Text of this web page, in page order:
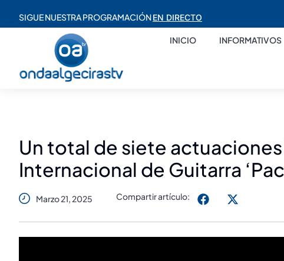
SIGUE NUESTRA PROGRAMACIÓNEN DIRECTO
INICIO INFORMATIVOS
Un total de siete
Internacional de Guitarra
Marzo 21, 2025 Compartir artículo: